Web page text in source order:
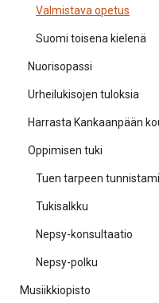
Valmistava opetus
Suomi toisena kielenä
Nuorisopassi
Urheilukisojen tuloksia
Harrasta Kankaanpään
Oppimisen tuki
Tuen tarpeen
Tukisalkku
Nepsy-konsultaatio
Nepsy-polku
Musiikkiopisto